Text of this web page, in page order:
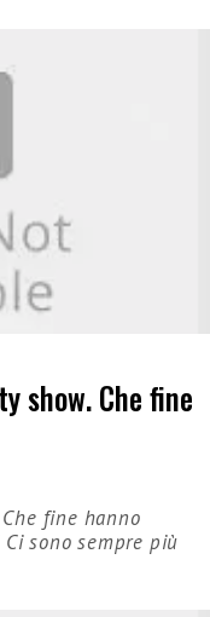
show. Che fine
fine hanno
sono sempre più